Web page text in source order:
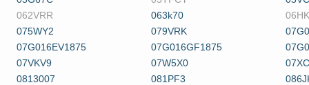
062VRR
063k70
075WY2
079VRK
07G016EV1875
07G016GF1875
07VKV9
07W5X0
0813007
081PF3